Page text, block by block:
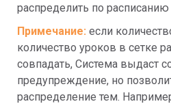
распределить по расписанию
Примечание: если
количество уроков в сетке
совпадать, Система выдаст
предупреждение, но
распределение тем.